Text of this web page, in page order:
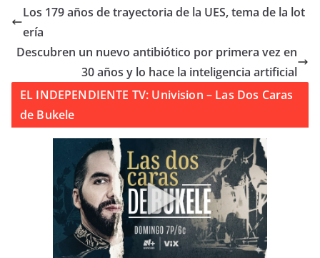
Los 179 años de trayectoria de la UES, tema de la lot
ería
Descubren un nuevo antibiótico por primera vez en
30 años y lo hace la inteligencia artificial
EL INDEPENDIENTE TV: Univision – Las Dos Caras
de Bukele